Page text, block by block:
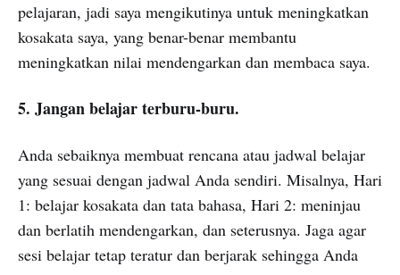
pelajaran, jadi saya mengikutinya untuk meningkatkan
kosakata saya, yang benar-benar membantu
meningkatkan nilai mendengarkan dan membaca saya.
5. Jangan belajar terburu-buru.
Anda sebaiknya membuat rencana atau jadwal belajar
yang sesuai dengan jadwal Anda sendiri. Misalnya, Hari
1: belajar kosakata dan tata bahasa, Hari 2: meninjau
dan berlatih mendengarkan, dan seterusnya. Jaga agar
sesi belajar tetap teratur dan berjarak sehingga Anda